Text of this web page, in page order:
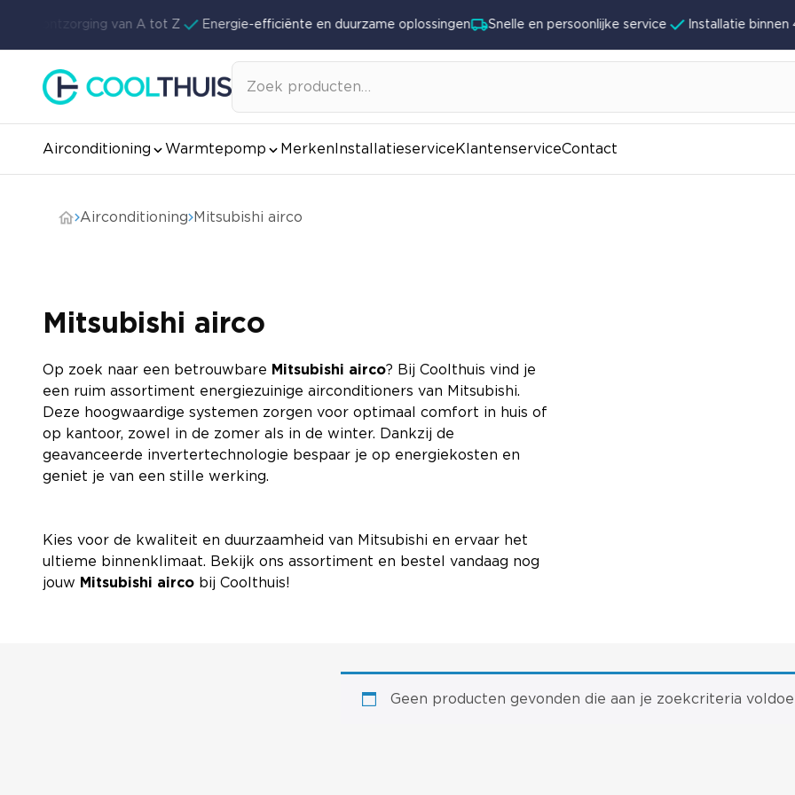
ontzorging van A tot Z Energie-efficiënte en duurzame oplossingen Snelle en persoonlijke service Installatie binnen
naar:
Airconditioning Warmtepomp Merken Installatieservice KlantenserviceContact
Airconditioning Mitsubishi airco
Mitsubishi airco
Op zoek naar een betrouwbare Mitsubishi airco? Bij Coolthuis vind je
een ruim assortiment energiezuinige airconditioners van Mitsubishi.
Deze hoogwaardige systemen zorgen voor optimaal comfort in huis of
op kantoor, zowel in de zomer als in de winter. Dankzij de
geavanceerde invertertechnologie bespaar je op energiekosten en
geniet je van een stille werking.
Kies voor de kwaliteit en duurzaamheid van Mitsubishi en ervaar het
ultieme binnenklimaat. Bekijk ons assortiment en bestel vandaag nog
jouw Mitsubishi airco bij Coolthuis!
Geen producten gevonden die aan je zoekcriteria